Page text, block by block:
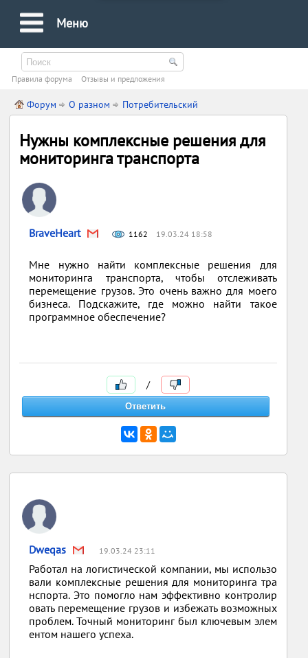
Меню
Правила форума Oтзывы и предложения
Форум О разном Потребительский
Нужны комплексные решения для
мониторинга транспорта
BraveHeart 1162 19.03.24 18:58
Мне нужно найти комплексные решения для
мониторинга транспорта, чтобы отслеживать
перемещение грузов. Это очень важно для моего
бизнеса. Подскажите, где можно найти такое
программное обеспечение?
/
Dweqas 19.03.24 23:11
Работал на логистической компании, мы использо
вали комплексные решения для мониторинга тра
нспорта. Это помогло нам эффективно контролир
овать перемещение грузов и избежать возможных
проблем. Точный мониторинг был ключевым элем
ентом нашего успеха.